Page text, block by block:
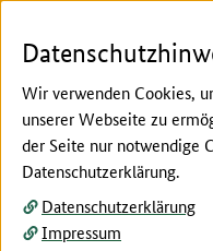
Hier beginnt der Hauptinhalt
Beschreibung
Fachbegriffe erklärt
Wir verwenden Cookies,
unserer Webseite zu
der Seite nur notwendige
Datenschutzerklärung.
Datenschutzerklärung
Impressum